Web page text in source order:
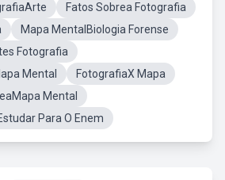
Fatos Sobrea Fotografia
Mapa MentalBiologia Forense
Fotografia
Mental
FotografiaX Mapa
Mental
Para O Enem